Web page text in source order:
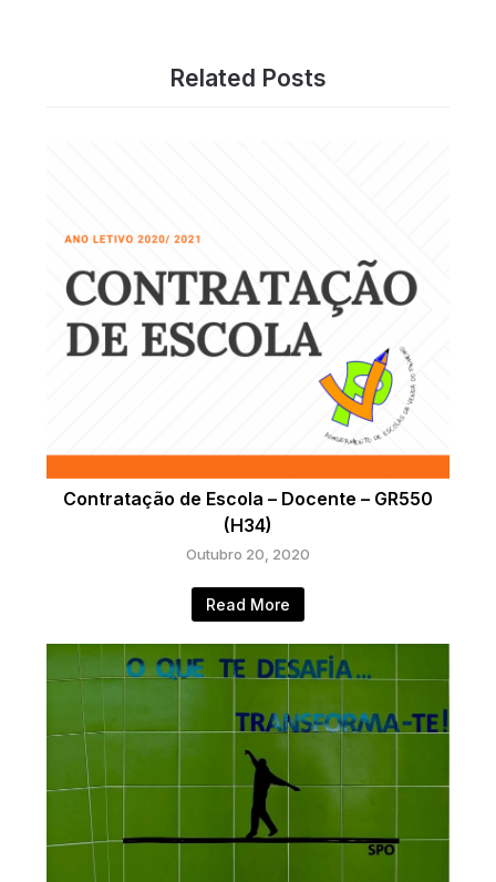
Related Posts
Contratação de Escola – Docente – GR550
(H34)
Outubro 20, 2020
Read More